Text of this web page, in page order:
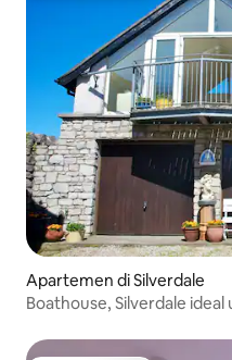
Apartemen di Silverdale
Boathouse, Silverdale